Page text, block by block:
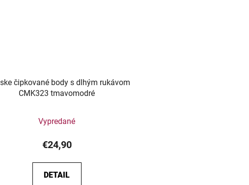
čipkované body s dlhým rukávom
CMK323 tmavomodré
Vypredané
€24,90
DETAIL